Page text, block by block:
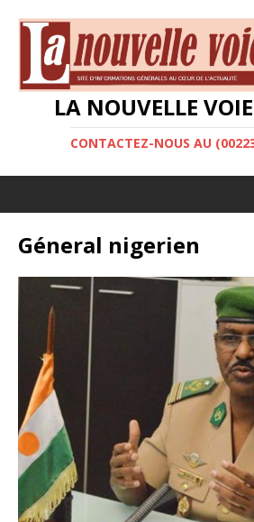
LA NOUVELLE
CONTACTEZ-NOUS AU
Géneral nigerien